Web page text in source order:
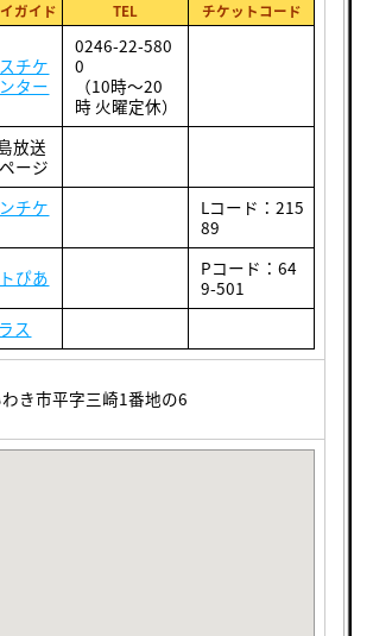
ガイド TEL チケットコード
チケ
ター
0246-22-580
0
（10時～20
時 火曜定休）
放送
ージ
チケ
Lコード：215
89
ぴあ
Pコード：64
9-501
ス
き市平字三崎1番地の6